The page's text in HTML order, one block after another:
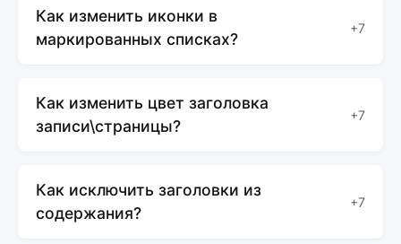
Как изменить иконки в
маркированных списках?
+7
Как изменить цвет заголовка
записи\страницы?
+7
Как исключить заголовки из
содержания?
+7